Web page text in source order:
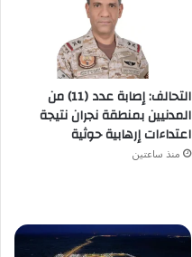
التحالف: إصابة عدد (11) من
المدنيين بمنطقة نجران نتيجة
اعتداءات إرهابية حوثية
منذ ساعتين